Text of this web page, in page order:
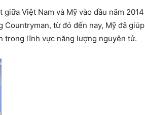
Việt Nam và Mỹ vào đầu năm 2014
từ đó đến nay, Mỹ đã giúp
trong lĩnh vực năng lượng nguyên tử.